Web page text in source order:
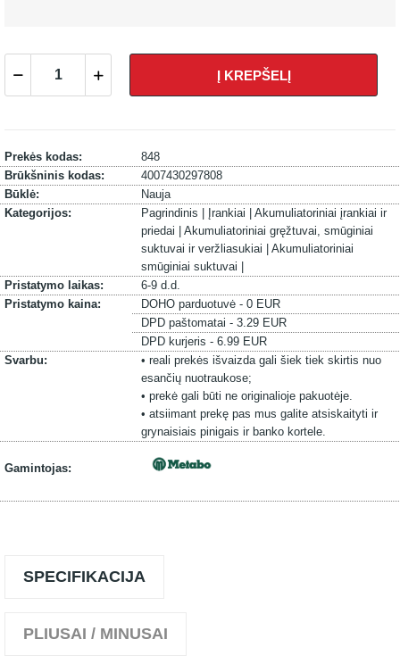
Į KREPŠELĮ
Prekės kodas:
848
Brūkšninis kodas:
4007430297808
Būklė:
Nauja
Kategorijos:
Pagrindinis | Įrankiai | Akumuliatoriniai įrankiai ir
priedai | Akumuliatoriniai gręžtuvai, smūginiai
suktuvai ir veržliasukiai | Akumuliatoriniai
smūginiai suktuvai |
Pristatymo laikas:
6-9 d.d.
Pristatymo kaina:
DOHO parduotuvė - 0 EUR
DPD paštomatai - 3.29 EUR
DPD kurjeris - 6.99 EUR
Svarbu:
• reali prekės išvaizda gali šiek tiek skirtis nuo
esančių nuotraukose;
• prekė gali būti ne originalioje pakuotėje.
• atsiimant prekę pas mus galite atsiskaityti ir
grynaisiais pinigais ir banko kortele.
Gamintojas:
SPECIFIKACIJA
PLIUSAI / MINUSAI